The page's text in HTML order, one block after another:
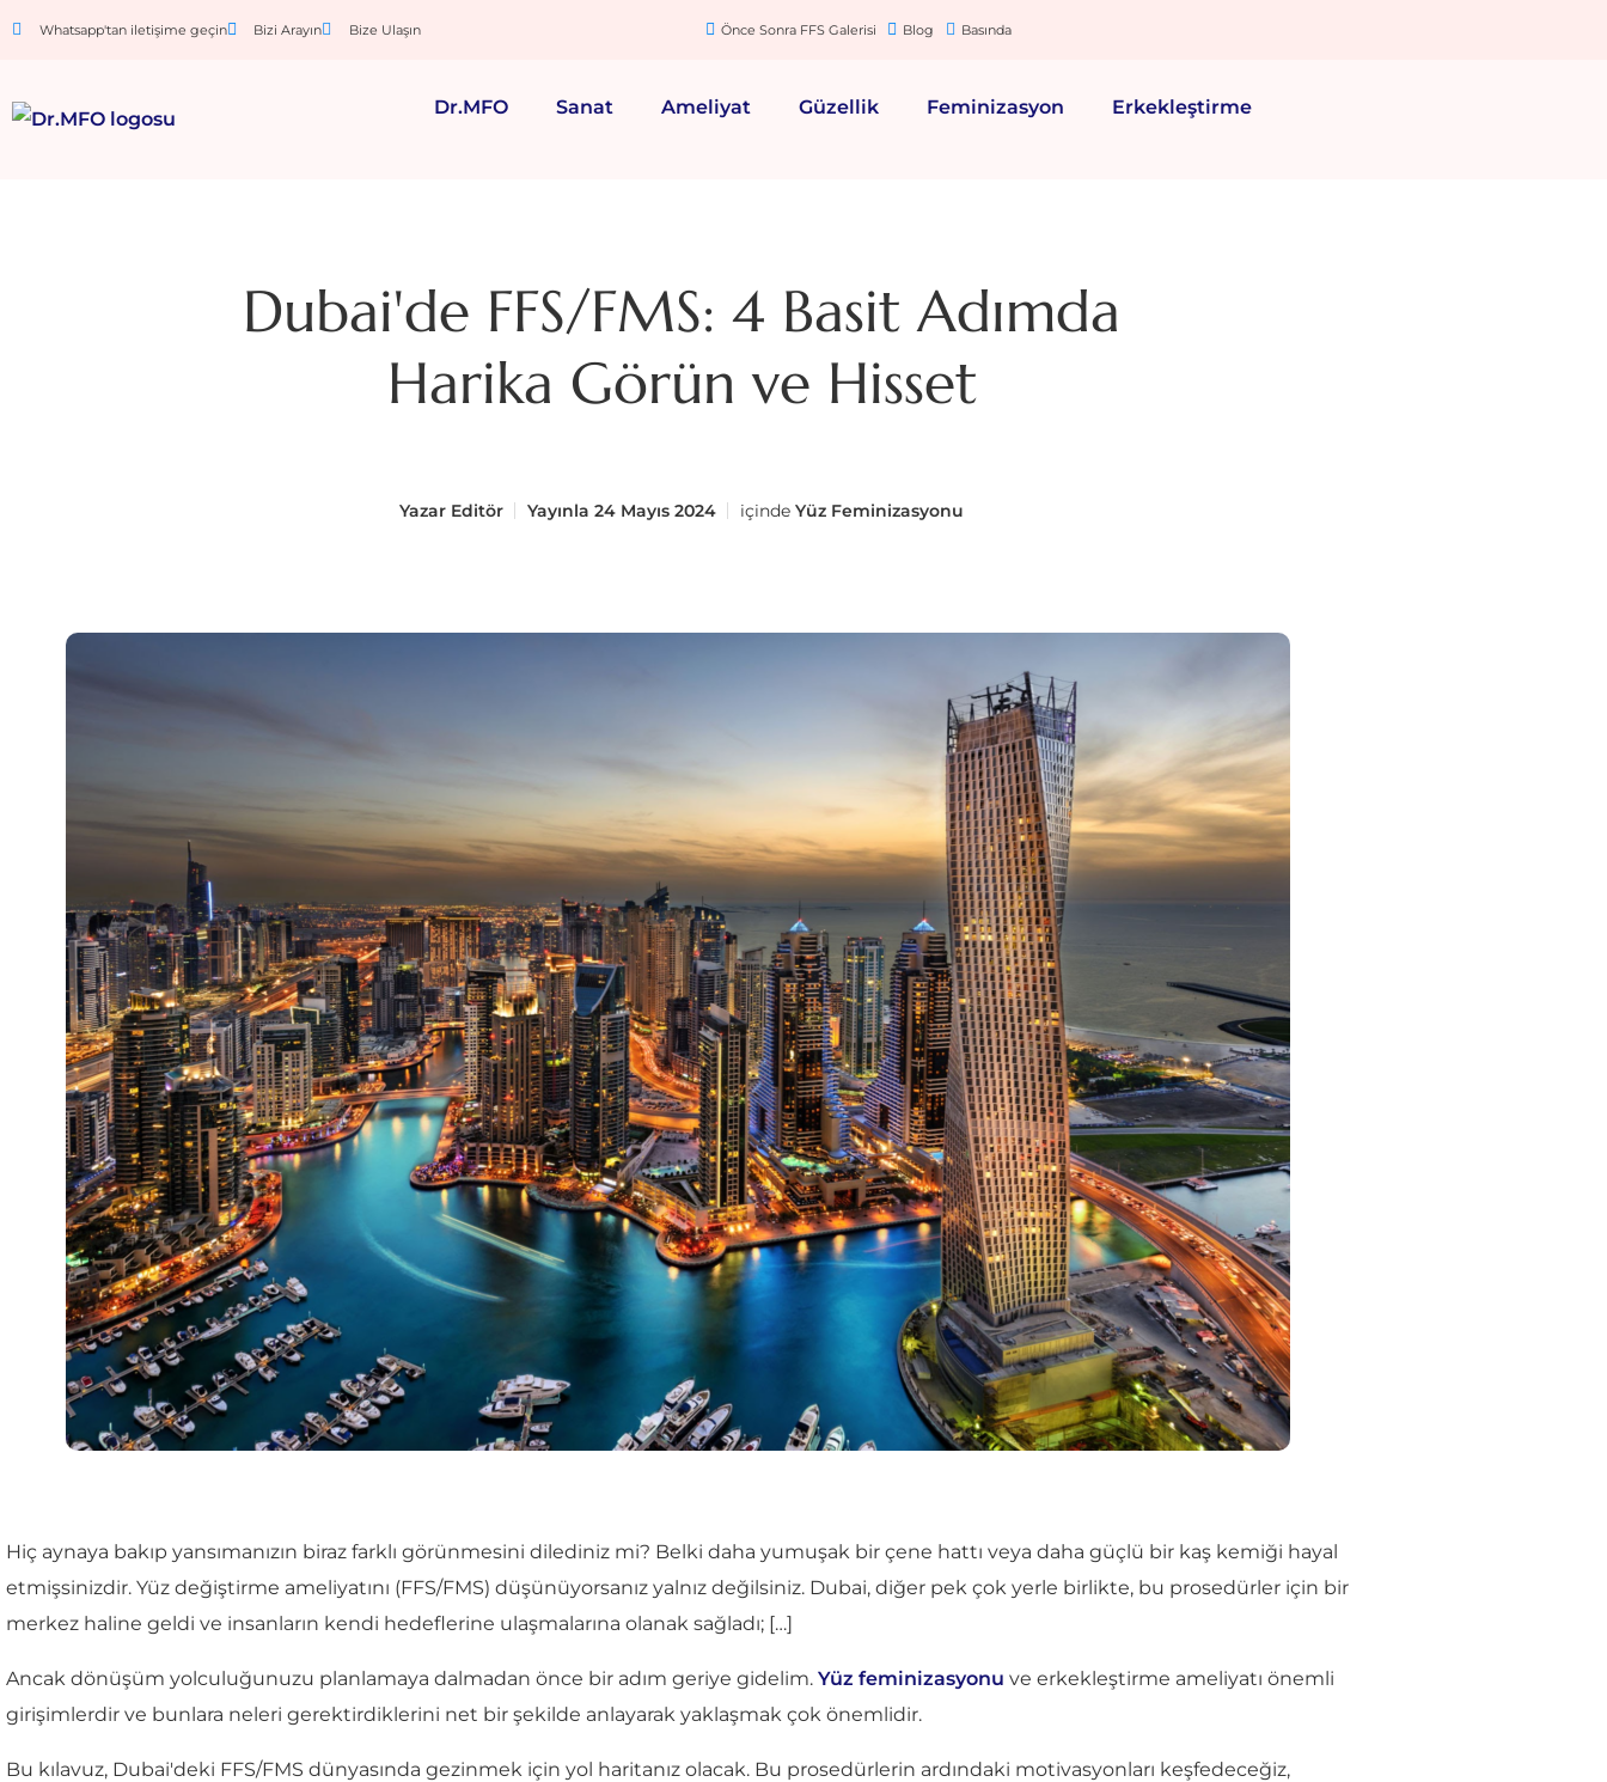
Whatsapp'tan iletişime geçin Bizi Arayın Bize Ulaşın Önce Sonra FFS Galerisi Blog Basında
Dr.MFO Sanat Ameliyat Güzellik Feminizasyon Erkekleştirme
Dubai'de FFS/FMS: 4 Basit Adımda
Harika Görün ve Hisset
Yazar Editör Yayınla 24 Mayıs 2024 içinde Yüz Feminizasyonu
Hiç aynaya bakıp yansımanızın biraz farklı görünmesini dilediniz mi? Belki daha yumuşak bir çene hattı veya daha güçlü bir kaş kemiği hayal
etmişsinizdir. Yüz değiştirme ameliyatını (FFS/FMS) düşünüyorsanız yalnız değilsiniz. Dubai, diğer pek çok yerle birlikte, bu prosedürler için bir
merkez haline geldi ve insanların kendi hedeflerine ulaşmalarına olanak sağladı; […]
Ancak dönüşüm yolculuğunuzu planlamaya dalmadan önce bir adım geriye gidelim. Yüz feminizasyonu ve erkekleştirme ameliyatı önemli
girişimlerdir ve bunlara neleri gerektirdiklerini net bir şekilde anlayarak yaklaşmak çok önemlidir.
Bu kılavuz, Dubai'deki FFS/FMS dünyasında gezinmek için yol haritanız olacak. Bu prosedürlerin ardındaki motivasyonları keşfedeceğiz,